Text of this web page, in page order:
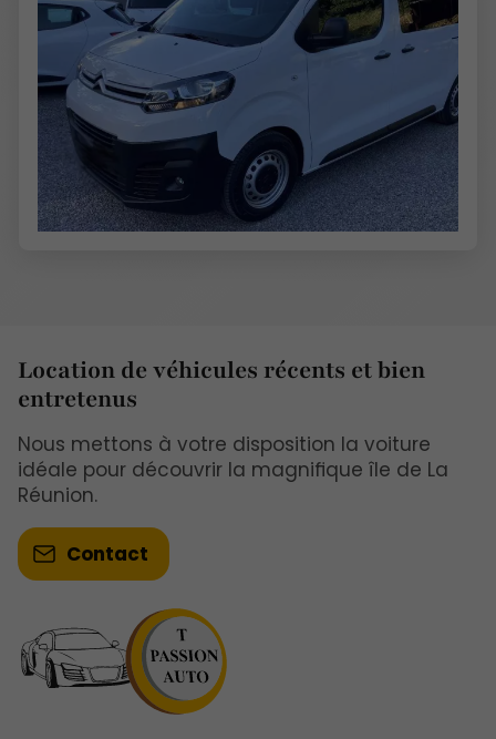
Location de véhicules récents et bien
entretenus
Nous mettons à votre disposition la voiture
idéale pour découvrir la magnifique île de La
Réunion.
Contact